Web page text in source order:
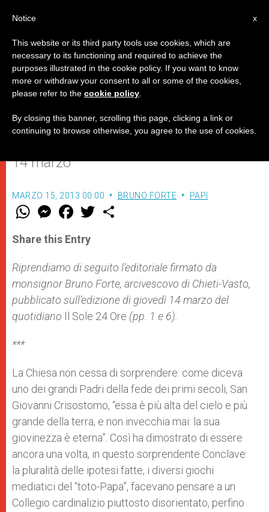
L'eterna giovinezza della Chiesa
Editoriale di monsignor Bruno Forte
14 marzo
MARZO 15, 2013 00:00 BRUNO FORTE PAPI
W
t
s
p
p
M
e
s
e
g
e
r
F
a
e
b
o
k
w
r
Share this Entry
Riprendiamo di seguito l’editoriale firmato da
monsignor Bruno Forte, arcivescovo di Chieti-Vasto,
pubblicato sull’edizione di giovedì 14 marzo del
quotidiano Il Sole 24 Ore (pp. 1 e 6).
***
La Chiesa non cessa di sorprendere: come diceva
uno dei grandi Padri della fede dei primi secoli, San
Giovanni Crisostomo, “essa è più alta del cielo e più
grande della terra, e non invecchia mai: la sua
giovinezza è eterna”. Così ha dimostrato di essere
ancora una volta, in questo sorprendente Conclave:
la pluralità delle ipotesi fatte, i diversi giochi
mediatici del “toto-Papa”, facevano pensare a un
Collegio cardinalizio piuttosto disorientato, perfino
x
Notice
This website or its third party tools use cookies, which are
necessary to its functioning and required to achieve the
purposes illustrated in the cookie policy. If you want to know
more or withdraw your consent to all or some of the cookies,
please refer to the cookie policy
By closing this banner, scrolling this page, clicking a link or
continuing to browse otherwise, you agree to the use of cookies.